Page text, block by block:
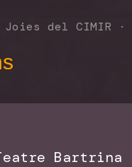
Joies del CIMIR ·
Bartrina